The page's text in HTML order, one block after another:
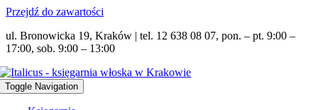
Przejdź do zawartości
ul. Bronowicka 19, Kraków | tel. 12 638 08 07, pon. – pt. 9:00 –
17:00, sob. 9:00 – 13:00
Toggle Navigation